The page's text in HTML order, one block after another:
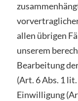
allen übrigen
unserem
Bearbeitung
(Art. 6 Abs. 1
Einwilligung